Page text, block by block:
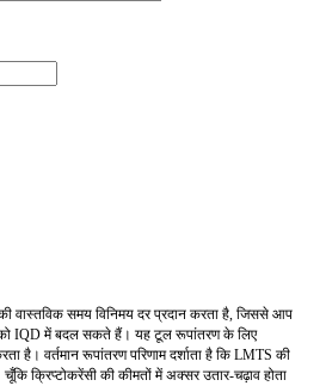
वास्तविक समय विनिमय दर प्रदान करता है, जिससे आप
IQD में बदल सकते हैं। यह टूल रूपांतरण के लिए
है। वर्तमान रूपांतरण परिणाम दर्शाता है कि LMTS की